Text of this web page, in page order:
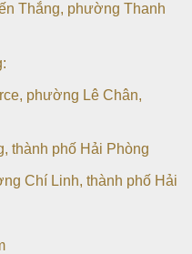
Thắng, phường Thanh
phường Lê Chân,
thành phố Hải Phòng
Chí Linh, thành phố Hải